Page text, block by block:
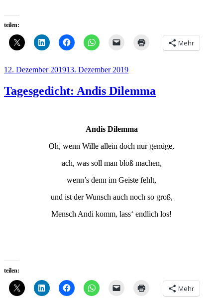
teilen:
Mehr
Veröffentlicht
12. Dezember 201913. Dezember 2019
Tagesgedicht: Andis Dilemma
Andis Dilemma
Oh, wenn Wille allein doch nur genüge,
ach, was soll man bloß machen,
wenn’s denn im Geiste fehlt,
und ist der Wunsch auch noch so groß,
Mensch Andi komm, lass‘ endlich los!
teilen:
Mehr